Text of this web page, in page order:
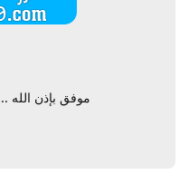
موفق بإذن الله